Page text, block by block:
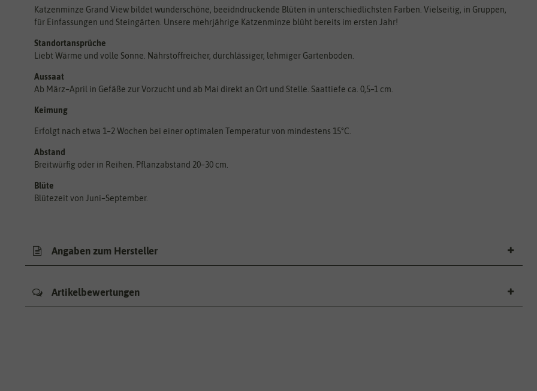
Katzenminze Grand View bildet wunderschöne, beeidndruckende Blüten in unterschiedlichsten Farben. Vielseitig, in Gruppen,
für Einfassungen und Steingärten. Unsere mehrjährige Katzenminze blüht bereits im ersten Jahr!
Standortansprüche
Liebt Wärme und volle Sonne. Nährstoffreicher, durchlässiger, lehmiger Gartenboden.
Aussaat
Ab März–April in Gefäße zur Vorzucht und ab Mai direkt an Ort und Stelle. Saattiefe ca. 0,5–1 cm.
Keimung
Erfolgt nach etwa 1–2 Wochen bei einer optimalen Temperatur von mindestens 15°C.
Abstand
Breitwürfig oder in Reihen. Pflanzabstand 20–30 cm.
Blüte
Blütezeit von Juni–September.
Angaben zum Hersteller
Artikelbewertungen